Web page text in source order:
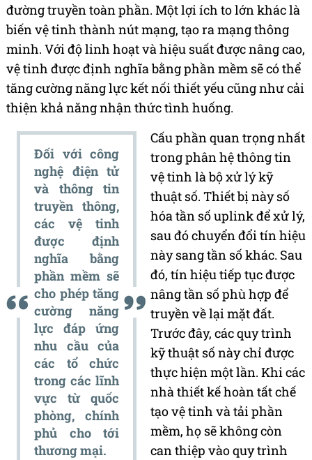
đường truyền toàn phần. Một lợi ích to lớn khác là
biến vệ tinh thành nút mạng, tạo ra mạng thông
minh. Với độ linh hoạt và hiệu suất được nâng cao,
vệ tinh được định nghĩa bằng phần mềm sẽ có thể
tăng cường năng lực kết nối thiết yếu cũng như cải
thiện khả năng nhận thức tình huống.
Đối với công
nghệ điện tử
và thông tin
truyền thông,
các vệ tinh
được định
nghĩa bằng
phần mềm sẽ
cho phép tăng
cường năng
lực đáp ứng
nhu cầu của
các tổ chức
trong các lĩnh
vực từ quốc
phòng, chính
phủ cho tới
thương mại.
Cấu phần quan trọng nhất
trong phân hệ thông tin
vệ tinh là bộ xử lý kỹ
thuật số. Thiết bị này số
hóa tần số uplink để xử lý,
sau đó chuyển đổi tín hiệu
này sang tần số khác. Sau
đó, tín hiệu tiếp tục được
nâng tần số phù hợp để
truyền về lại mặt đất.
Trước đây, các quy trình
kỹ thuật số này chỉ được
thực hiện một lần. Khi các
nhà thiết kế hoàn tất chế
tạo vệ tinh và tải phần
mềm, họ sẽ không còn
can thiệp vào quy trình